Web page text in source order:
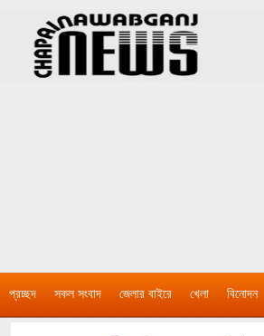
প্রচ্ছদ সকল সংবাদ জেলার বাইরে খেলা বিনোদন